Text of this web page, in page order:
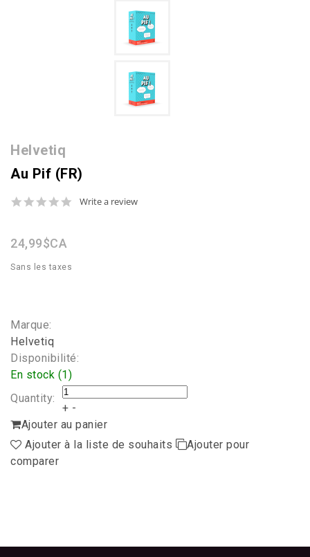
Helvetiq
Au Pif (FR)
0.0
Write a review
24,99$CA
Sans les taxes
Marque:
Helvetiq
Disponibilité:
En stock (1)
Quantity:
+ -
Ajouter au panier
Ajouter à la liste de souhaits
Ajouter pour
comparer